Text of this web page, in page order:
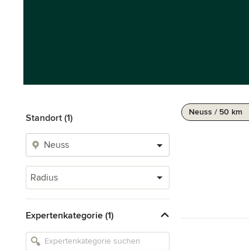
Standort (1)
Radius
Expertenkategorie (1)
Neuss / 50 km